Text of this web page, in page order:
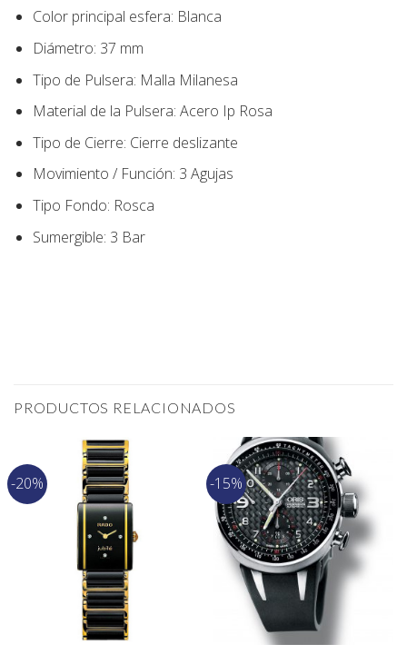
Color principal esfera: Blanca
Diámetro: 37 mm
Tipo de Pulsera: Malla Milanesa
Material de la Pulsera: Acero Ip Rosa
Tipo de Cierre: Cierre deslizante
Movimiento / Función: 3 Agujas
Tipo Fondo: Rosca
Sumergible: 3 Bar
PRODUCTOS RELACIONADOS
-20% -15%